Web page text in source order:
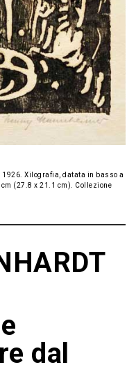
1926. Xilografia, datata in basso a
(27.8 x 21.1 cm). Collezione
dal